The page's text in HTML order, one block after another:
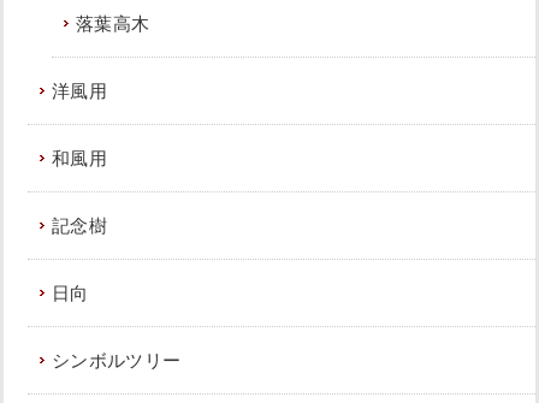
落葉高木
洋風用
和風用
記念樹
日向
シンボルツリー